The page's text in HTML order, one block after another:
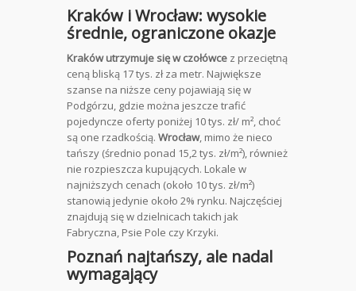
Kraków i Wrocław: wysokie
średnie, ograniczone okazje
Kraków utrzymuje się w czołówce z przeciętną
ceną bliską 17 tys. zł za metr. Największe
szanse na niższe ceny pojawiają się w
Podgórzu, gdzie można jeszcze trafić
pojedyncze oferty poniżej 10 tys. zł/ m², choć
są one rzadkością. Wrocław, mimo że nieco
tańszy (średnio ponad 15,2 tys. zł/m²), również
nie rozpieszcza kupujących. Lokale w
najniższych cenach (około 10 tys. zł/m²)
stanowią jedynie około 2% rynku. Najczęściej
znajdują się w dzielnicach takich jak
Fabryczna, Psie Pole czy Krzyki.
Poznań najtańszy, ale nadal
wymagający